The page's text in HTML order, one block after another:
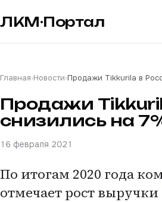
ЛКМ·Портал
Главная›Новости›Продажи Tikkurila в
Продажи
снизились на
16 февраля 2021
По итогам 2020 года
отмечает рост выручки